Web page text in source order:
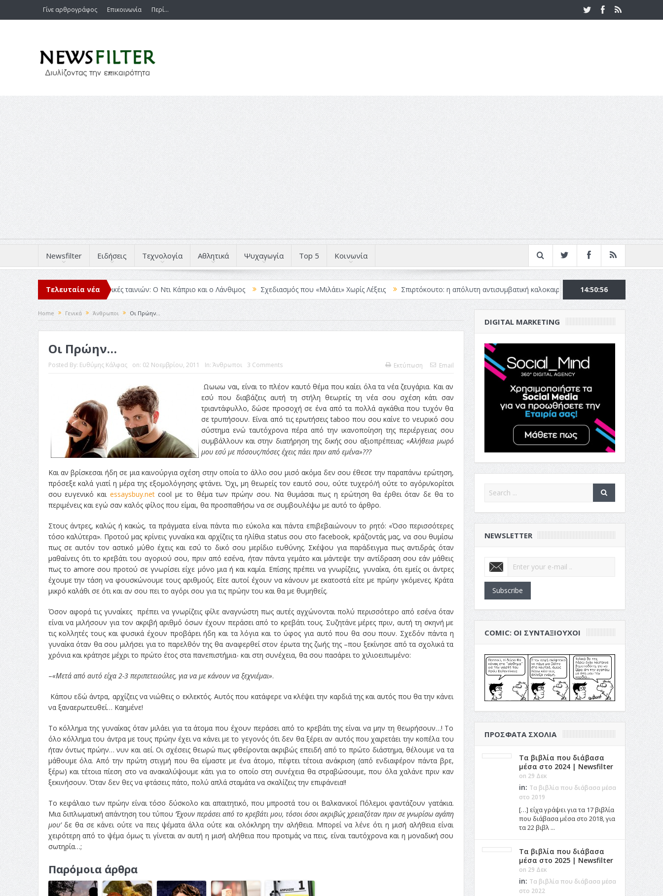
Γίνε αρθρογράφος Επικοινωνία Περί…
Newsfilter Ειδήσεις Τεχνολογία Αθλητικά Ψυχαγωγία Top 5 Κοινωνία
Τελευταία νέα
στο 2025 Κριτικές ταινιών: Ο Ντι Κάπριο και ο Λάνθιμος Σχεδιασμός που «Μιλάει» Χωρίς Λέξεις Σπιρτόκουτο: η απόλυτη αντισυμβατική καλοκαιρινή ταινία Το Top 5 της εβδομάδας
14:50:57
Home Γενικά Άνθρωποι Οι Πρώην…
Οι Πρώην…
Posted By: Ευθύμης Κάλφας on: 02 Νοεμβρίου, 2011 In: Άνθρωποι 3 Comments Εκτύπωση Email
Ωωωω ναι, είναι το πλέον καυτό θέμα που καίει όλα τα νέα ζευγάρια. Και αν
εσύ που διαβάζεις αυτή τη στήλη θεωρείς τη νέα σου σχέση κάτι σαν
τριαντάφυλλο, δώσε προσοχή σε ένα από τα πολλά αγκάθια που τυχόν θα
σε τρυπήσουν. Είναι από τις ερωτήσεις taboo που σου καίνε το νευρικό σου
σύστημα ενώ ταυτόχρονα πέρα από την ικανοποίηση της περιέργειας σου
συμβάλλουν και στην διατήρηση της δικής σου αξιοπρέπειας:«Αλήθεια μωρό
μου εσύ με πόσους/πόσες έχεις πάει πριν από εμένα»???
Και αν βρίσκεσαι ήδη σε μια καινούργια σχέση στην οποία το άλλο σου μισό ακόμα δεν σου έθεσε την παραπάνω ερώτηση,
πρόσεξε καλά γιατί η μέρα της εξομολόγησης φτάνει. Όχι, μη θεωρείς τον εαυτό σου, ούτε τυχερό/ή ούτε το αγόρι/κορίτσι
σου ευγενικό και essaysbuy.netcool με το θέμα των πρώην σου. Να θυμάσαι πως η ερώτηση θα έρθει όταν δε θα το
περιμένεις και εγώ σαν καλός φίλος που είμαι, θα προσπαθήσω να σε συμβουλέψω με αυτό το άρθρο.
Στους άντρες, καλώς ή κακώς, τα πράγματα είναι πάντα πιο εύκολα και πάντα επιβεβαιώνουν το ρητό: «Όσο περισσότερες
τόσο καλύτερα». Προτού μας κρίνεις γυναίκα και αρχίζεις τα ηλίθια status σου στο facebook, κράζοντάς μας, να σου θυμίσω
πως σε αυτόν τον αστικό μύθο έχεις και εσύ το δικό σου μερίδιο ευθύνης. Σκέψου για παράδειγμα πως αντιδράς όταν
μαθαίνεις ότι το κρεβάτι του αγοριού σου, πριν από εσένα, ήταν πάντα γεμάτο και μάντεψε την αντίδραση σου εάν μάθεις
πως το amore σου προτού σε γνωρίσει είχε μόνο μια ή και καμία. Επίσης πρέπει να γνωρίζεις, γυναίκα, ότι εμείς οι άντρες
έχουμε την τάση να φουσκώνουμε τους αριθμούς. Είτε αυτοί έχουν να κάνουν με εκατοστά είτε με πρώην γκόμενες. Κράτα
μικρό καλάθι σε ότι και αν σου πει το αγόρι σου για τις πρώην του και θα με θυμηθείς.
Όσον αφορά τις γυναίκες πρέπει να γνωρίζεις φίλε αναγνώστη πως αυτές αγχώνονται πολύ περισσότερο από εσένα όταν
είναι να μιλήσουν για τον ακριβή αριθμό όσων έχουν περάσει από το κρεβάτι τους. Συζητάνε μέρες πριν, αυτή τη σκηνή με
τις κολλητές τους και φυσικά έχουν προβάρει ήδη και τα λόγια και το ύφος για αυτό που θα σου πουν. Σχεδόν πάντα η
γυναίκα όταν θα σου μιλήσει για το παρελθόν της θα αναφερθεί στον έρωτα της ζωής της –που ξεκίνησε από τα σχολικά τα
χρόνια και κράτησε μέχρι το πρώτο έτος στα πανεπιστήμια- και στη συνέχεια, θα σου πασάρει το χιλιοειπωμένο:
–«Μετά από αυτό είχα 2-3 περιπετειούλες, για να με κάνουν να ξεχνιέμαι».
Κάπου εδώ άντρα, αρχίζεις να νιώθεις ο εκλεκτός. Αυτός που κατάφερε να κλέψει την καρδιά της και αυτός που θα την κάνει
να ξαναερωτευθεί… Καημένε!
Το κόλλημα της γυναίκας όταν μιλάει για τα άτομα που έχουν περάσει από το κρεβάτι της είναι να μην τη θεωρήσουν…! Το
όλο κόλλημα του άντρα με τους πρώην έχει να κάνει με το γεγονός ότι δεν θα ξέρει αν αυτός που χαιρετάει την κοπέλα του
ήταν όντως πρώην… νυν και αεί. Οι σχέσεις θεωρώ πως φθείρονται ακριβώς επειδή από το πρώτο διάστημα, θέλουμε να τα
μάθουμε όλα. Από την πρώτη στιγμή που θα είμαστε με ένα άτομο, πέφτει τέτοια ανάκριση (από ενδιαφέρον πάντα βρε,
ξέρω) και τέτοια πίεση στο να ανακαλύψουμε κάτι για το οποίο στη συνέχεια θα στραβώσουμε, που όλα χαλάνε πριν καν
ξεκινήσουν. Όταν δεν θες να φτάσεις πάτο, πολύ απλά σταμάτα να σκαλίζεις την επιφάνεια!!
Το κεφάλαιο των πρώην είναι τόσο δύσκολο και απαιτητικό, που μπροστά του οι Βαλκανικοί Πόλεμοι φαντάζουν γατάκια.
Μια διπλωματική απάντηση του τύπου ‘Έχουν περάσει από το κρεβάτι μου, τόσοι όσοι ακριβώς χρειαζόταν πριν σε γνωρίσω αγάπη
μου’δε θα σε κάνει ούτε να πεις ψέματα άλλα ούτε και ολόκληρη την αλήθεια. Μπορεί να λένε ότι η μισή αλήθεια είναι
χειρότερη από το ψέμα όμως τι γίνεται αν αυτή η μισή αλήθεια που προτιμάς να πεις, είναι ταυτόχρονα και η μοναδική σου
σωτηρία…;
Παρόμοια άρθρα
DIGITAL MARKETING
NEWSLETTER
Subscribe
COMIC: ΟΙ ΣΥΝΤΑΞΙΟΎΧΟΙ
ΠΡΌΣΦΑΤΑ ΣΧΌΛΙΑ
Τα βιβλία που διάβασα
μέσα στο 2024 | Newsfilter
on 29 Δεκ
in: Τα βιβλία που διάβασα μέσα
στο 2019
[…] είχα γράψει για τα 17 βιβλία
που διάβασα μέσα στο 2018, για
τα 22 βιβλ ...
Τα βιβλία που διάβασα
μέσα στο 2025 | Newsfilter
on 29 Δεκ
in: Τα βιβλία που διάβασα μέσα
στο 2022